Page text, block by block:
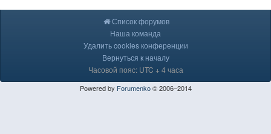
Список форумов
Наша команда
Удалить cookies конференции
Вернуться к началу
Часовой пояс: UTC + 4 часа
Powered by Forumenko© 2006–2014